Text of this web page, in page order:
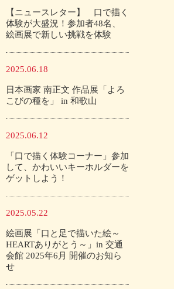
【ニュースレター】 口で描く
体験が大盛況！参加者48名、
絵画展で新しい挑戦を体験
2025.06.18
日本画家 南正文 作品展「よろ
こびの種を」 in 和歌山
2025.06.12
「口で描く体験コーナー」参加
して、かわいいキーホルダーを
ゲットしよう！
2025.05.22
絵画展「口と足で描いた絵～
HEARTありがとう～」in 交通
会館 2025年6月 開催のお知ら
せ